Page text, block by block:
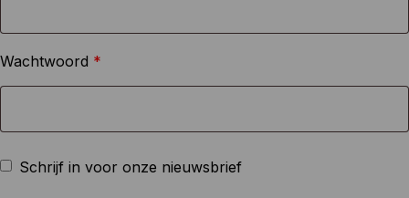
Wachtwoord *
Schrijf in voor onze nieuwsbrief